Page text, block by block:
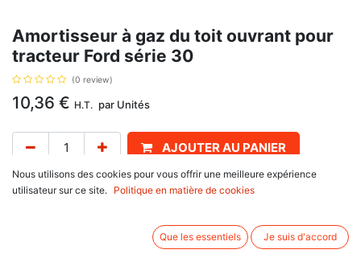
Amortisseur à gaz du toit ouvrant pour
tracteur Ford série 30
(0 review)
10,36 € H.T. par Unités
AJOUTER AU PANIER
Délai de livraison : 1 semaine
10 Series : 2610, 2910, 3610, 3910, 6410, 6810, 7410, 7710, 7810,
Nous utilisons des cookies pour vous offrir une meilleure expérience
utilisateur sur ce site.
Politique en matière de cookies
Que les essentiels Je suis d'accord